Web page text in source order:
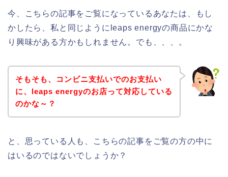
今、こちらの記事をご覧になっているあなたは、もし
かしたら、私と同じようにleaps energyの商品にかな
り興味がある方かもしれません。でも、、、。
そもそも、コンビニ支払いでのお支払い
に、leaps energyのお店って対応している
のかな～？
と、思っている人も、こちらの記事をご覧の方の中に
はいるのではないでしょうか？